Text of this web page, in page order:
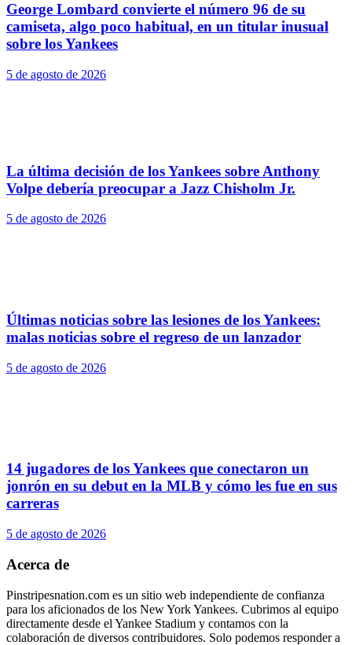
George Lombard convierte el número 96 de su
camiseta, algo poco habitual, en un titular inusual
sobre los Yankees
5 de agosto de 2026
La última decisión de los Yankees sobre Anthony
Volpe debería preocupar a Jazz Chisholm Jr.
5 de agosto de 2026
Últimas noticias sobre las lesiones de los Yankees:
malas noticias sobre el regreso de un lanzador
5 de agosto de 2026
14 jugadores de los Yankees que conectaron un
jonrón en su debut en la MLB y cómo les fue en sus
carreras
5 de agosto de 2026
Acerca de
Pinstripesnation.com es un sitio web independiente de confianza
para los aficionados de los New York Yankees. Cubrimos al equipo
directamente desde el Yankee Stadium y contamos con la
colaboración de diversos contribuidores. Solo podemos responder a